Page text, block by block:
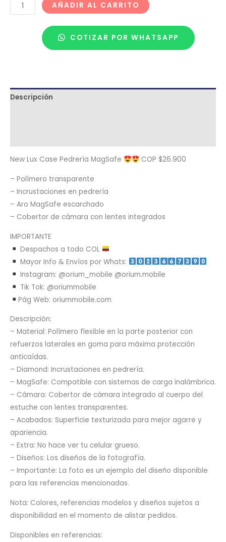
AÑADIR AL CARRITO
COTIZAR POR WHATSAPP
Descripción
New Lux Case Pedrería MagSafe COP $26.900
– Polímero transparente
– Incrustaciones en pedrería
– Aro MagSafe escarchado
– Cobertor de cámara con lentes integrados
IMPORTANTE
Despachos a todo COL
Mayor Info & Envíos por Whats:
Instagram: @orium_mobile @orium.mobile
Tik Tok: @oriummobile
Pág Web: oriummobile.com
Descripción:
– Material: Polímero flexible en la parte posterior con
refuerzos laterales en goma para máxima protección
anticaídas.
– Diamond: Incrustaciones en pedrería.
– MagSafe: Compatible con sistemas de carga inalámbrica.
– Cámara: Cobertor de cámara integrado al cuerpo del
estuche con lentes transparentes.
– Acabados: Superficie texturizada para mejor agarre y
apariencia.
– Extra: No hace ver tu celular grueso.
– Diseños: Los diseños de la fotografía.
– Importante: La foto es un ejemplo del diseño disponible
para las referencias mencionadas.
Nota: Colores, referencias modelos y diseños sujetos a
disponibilidad en el momento de alistar pedidos.
Disponibles en referencias: